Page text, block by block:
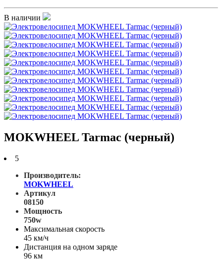
В наличии
MOKWHEEL Tarmac (черный)
5
Производитель:
MOKWHEEL
Артикул
08150
Мощность
750w
Максимальная скорость
45 км/ч
Дистанция на одном заряде
96 км